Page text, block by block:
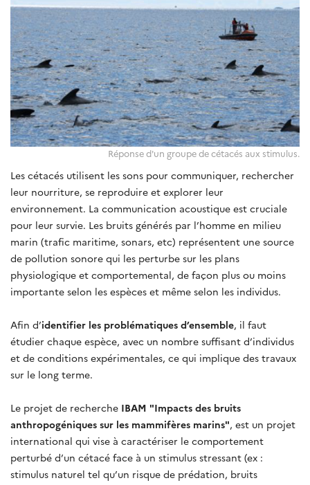
Réponse d'un groupe de cétacés aux stimulus.
Les cétacés utilisent les sons pour communiquer, rechercher
leur nourriture, se reproduire et explorer leur
environnement. La communication acoustique est cruciale
pour leur survie. Les bruits générés par l’homme en milieu
marin (trafic maritime, sonars, etc) représentent une source
de pollution sonore qui les perturbe sur les plans
physiologique et comportemental, de façon plus ou moins
importante selon les espèces et même selon les individus.
Afin d’identifier les problématiques d’ensemble, il faut
étudier chaque espèce, avec un nombre suffisant d’individus
et de conditions expérimentales, ce qui implique des travaux
sur le long terme.
Le projet de recherche IBAM "Impacts des bruits
anthropogéniques sur les mammifères marins", est un projet
international qui vise à caractériser le comportement
perturbé d’un cétacé face à un stimulus stressant (ex :
stimulus naturel tel qu’un risque de prédation, bruits